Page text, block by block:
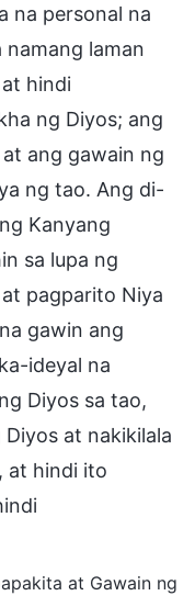
na personal na
namang laman
hindi
ng Diyos; ang
ang gawain ng
ng tao. Ang di-
Kanyang
sa lupa ng
pagparito Niya
gawin ang
ideyal na
Diyos sa tao,
at nakikilala
at hindi ito
at Gawain ng